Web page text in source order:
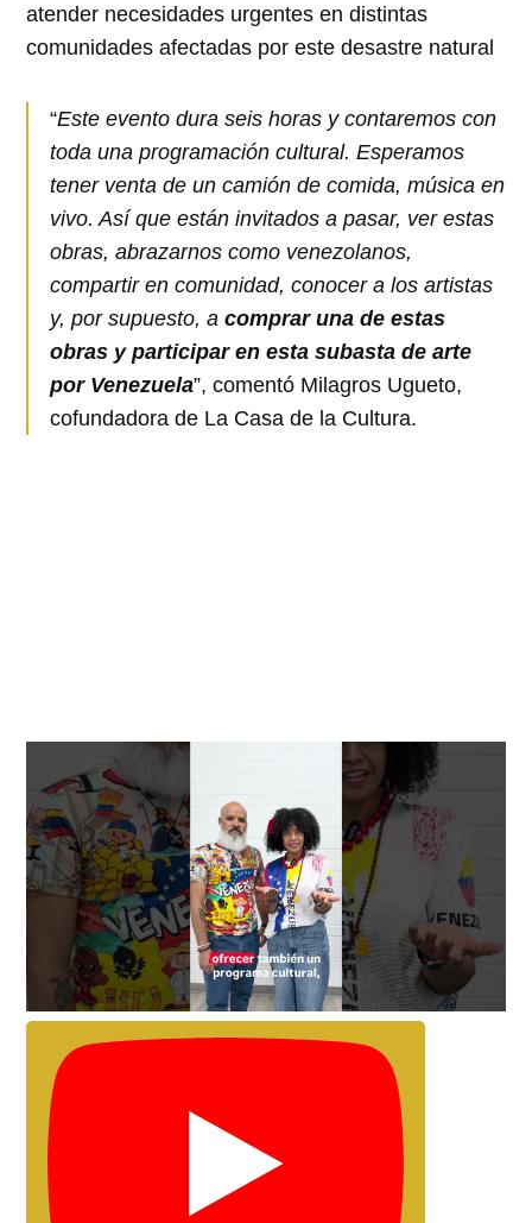
atender necesidades urgentes en distintas
comunidades afectadas por este desastre natural
“Este evento dura seis horas y contaremos con
toda una programación cultural. Esperamos
tener venta de un camión de comida, música en
vivo. Así que están invitados a pasar, ver estas
obras, abrazarnos como venezolanos,
compartir en comunidad, conocer a los artistas
y, por supuesto, acomprar una de estas
obras y participar en esta subasta de arte
por Venezuela”, comentó Milagros Ugueto,
cofundadora de La Casa de la Cultura.